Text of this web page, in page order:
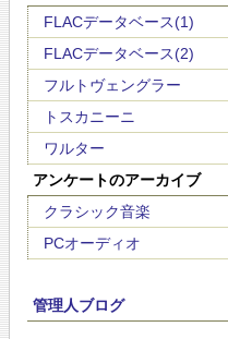
FLACデータベース(1)
FLACデータベース(2)
フルトヴェングラー
トスカニーニ
ワルター
アンケートのアーカイブ
クラシック音楽
PCオーディオ
管理人ブログ